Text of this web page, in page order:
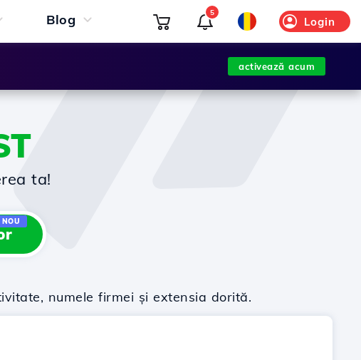
Blog Login
5
activează acum
ta!
NOU
numele firmei și extensia dorită.